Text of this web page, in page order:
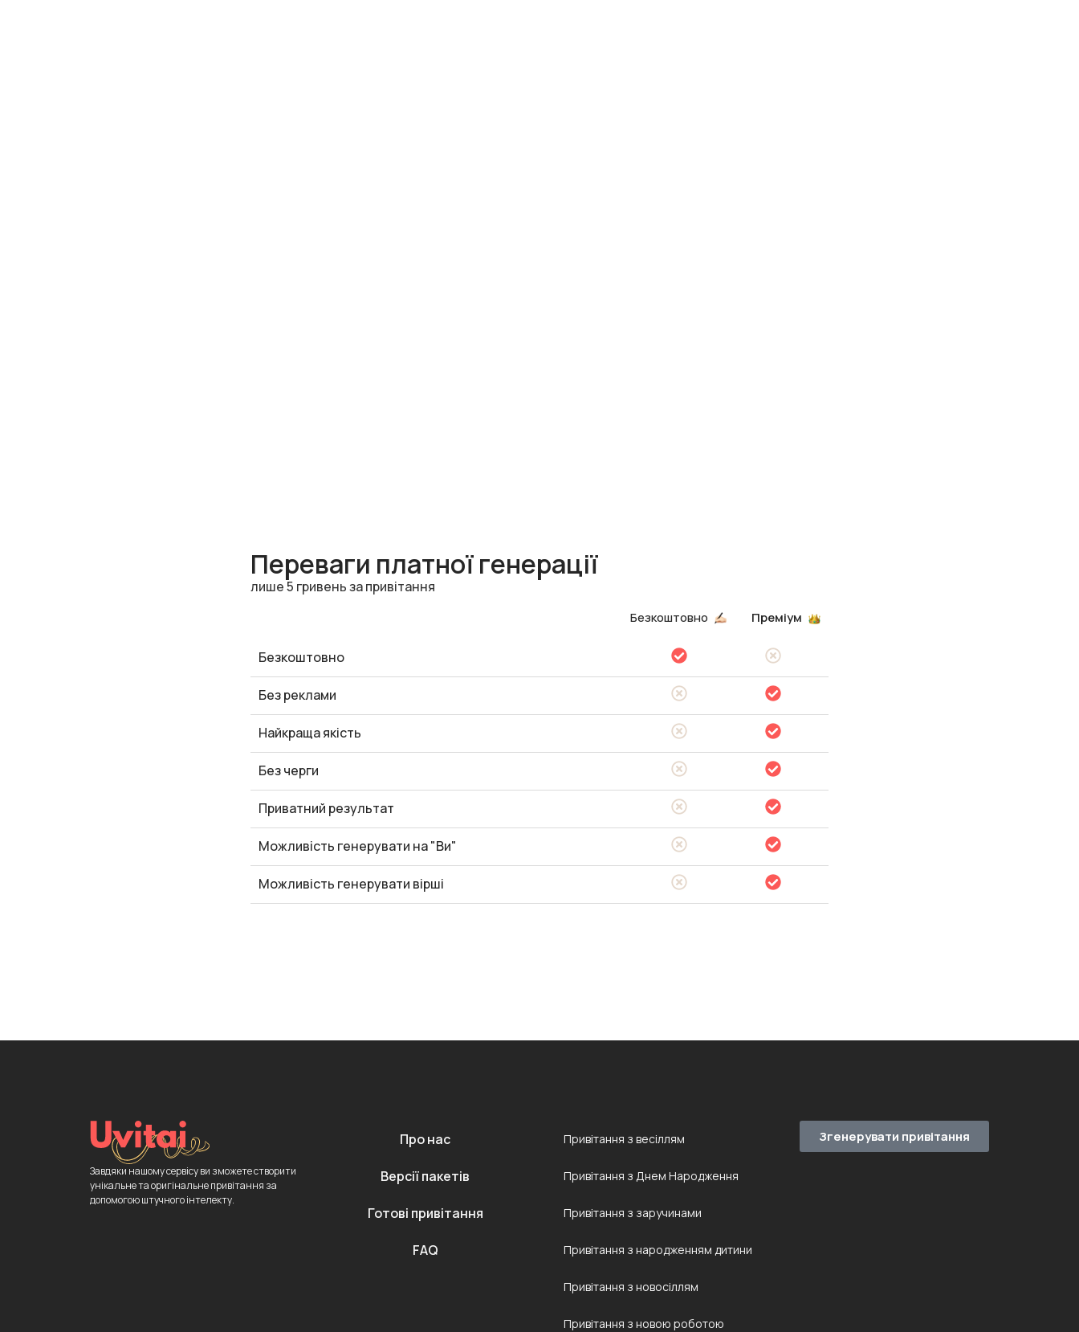
Переваги платної генерації
лише 5 гривень за привітання
Безкоштовно Преміум
Безкоштовно
Без реклами
Найкраща якість
Без черги
Приватний результат
Можливість генерувати на "Ви"
Можливість генерувати вірші
Завдяки нашому сервісу ви зможете створити
унікальне та оригінальне привітання за
допомогою штучного інтелекту.
Про нас
Версії пакетів
Готові привітання
FAQ
Привітання з весіллям
Привітання з Днем Народження
Привітання з заручинами
Привітання з народженням дитини
Привітання з новосіллям
Привітання з новою роботою
Згенерувати привітання